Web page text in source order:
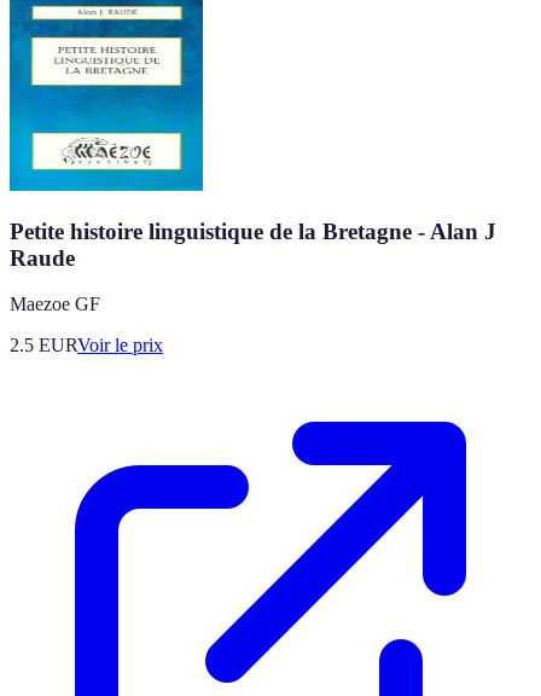
Petite histoire linguistique de la Bretagne - Alan J
Raude
Maezoe GF
2.5 EURVoir le prix